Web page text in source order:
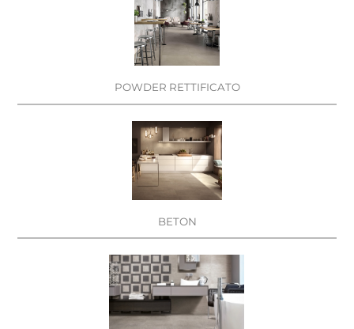
POWDER RETTIFICATO
BETON